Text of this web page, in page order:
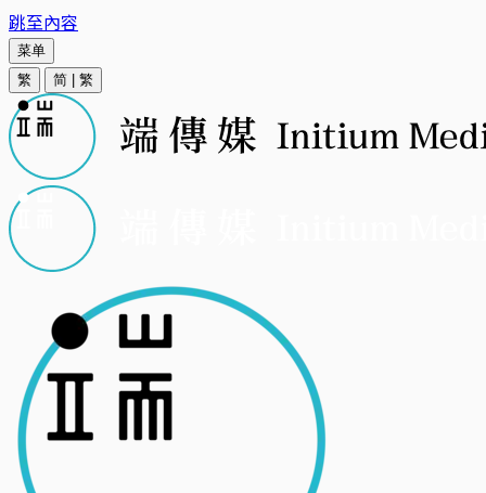
跳至內容
菜单
繁
简 繁